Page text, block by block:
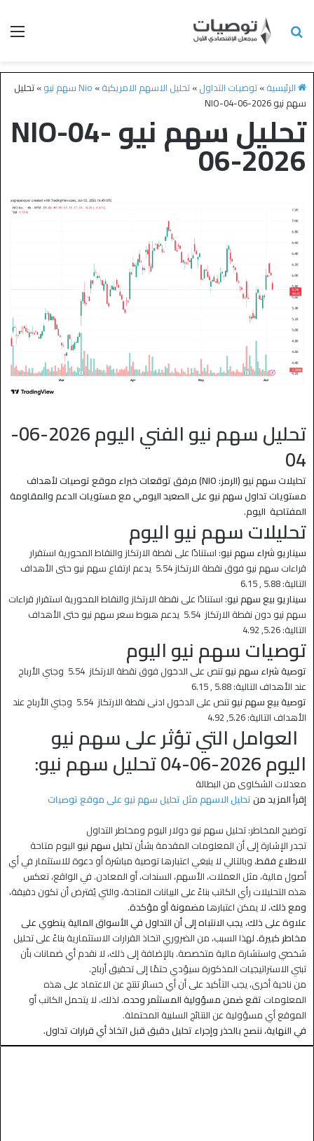
الرئيسية»توصيات التداول»تحليل الاسهم الامريكية» Nio سهم نيو »تحليل
سهم نيو NIO-04-06-2026
تحليل سهم نيو NIO-04-
06-2026
تحليل سهم نيو الفني اليوم 2026-06-
04
تحليلات سهم نيو (الرمز: NIO) مرفق توقعات خبراء موقع توصيات لأهداف
مستويات تداول سهم نيو على الصعيد اليومي مع مستويات الدعم والمقاومة
المفتاحية اليوم.
تحليلات سهم نيو اليوم
سيناريو شراء سهم نيو: استنادًا على نقطة الارتكاز والنقاط المحورية استقرار
قراءات سهم نيو فوق نقطة الارتكاز 5.54 يدعم ارتفاع سهم نيو حتى الأهداف
التالية: 5.88 , 6.15
سيناريو بيع سهم نيو: استنادًا على نقطة الارتكاز والنقاط المحورية استقرار قراءات
سهم نيو دون نقطة الارتكاز 5.54 يدعم هبوط سعر سهم نيو حتى الأهداف
التالية: 5.26, 4.92
توصيات سهم نيو اليوم
توصية شراء سهم نيو
تنص على الدخول فوق نقطة الارتكاز 5.54 وجني الأرباح
عند الأهداف التالية: 5.88 , 6.15
توصية بيع سهم نيو
تنص على الدخول ادنى نقطة الارتكاز 5.54 وجني الأرباح عند
الأهداف التالية: 5.26, 4.92
العوامل التي تؤثر على سهم نيو
اليوم 2026-06-04 تحليل سهم نيو:
معدلات الشكاوى من البطالة
إقرأ المزيد منتحليل الاسهم مثلتحليل سهم نيوعلىموقع توصيات
توضيح المخاطر: تحليل سهم نيو دولار اليوم ومخاطر التداول
تجدر الإشارة إلى أن المعلومات المقدمة بشأن تحليل سهم نيواليوم متاحة
للاطلاع فقط، وبالتالي لا ينبغي اعتبارها توصية مباشرة أو دعوة للاستثمار في أي
أصول مالية، مثل العملات، الأسهم، السندات، أو المعادن. في الواقع، تعكس
هذه التحليلات رأي الكاتب بناءً على البيانات المتاحة، والتي يُفترض أن تكون دقيقة،
ومع ذلك، لا يمكن اعتبارها مضمونة أو مؤكدة.
علاوة على ذلك، يجب الانتباه إلى أن التداول في الأسواق المالية ينطوي على
مخاطر كبيرة.لهذا السبب، من الضروري اتخاذ القرارات الاستثمارية بناءً على تحليل
شخصي واستشارة مالية متخصصة. بالإضافة إلى ذلك، لا نقدم أي ضمانات بأن
تبني الاستراتيجيات المذكورة سيؤدي حتمًا إلى تحقيق أرباح.
من ناحية أخرى، يجب التأكيد على أن أي خسائر تنتج عن الاعتماد على هذه
المعلومات تقع ضمن مسؤولية المستثمر وحده. لذلك، لا يتحمل الكاتب أو
الموقع أي مسؤولية عن النتائج السلبية المحتملة.
في النهاية، ننصح بالحذر وإجراء تحليل دقيق قبل اتخاذ أي قرارات تداول.